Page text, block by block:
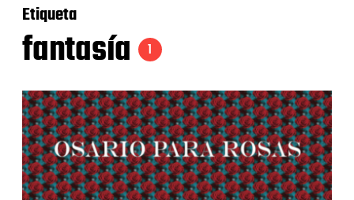
Etiqueta
fantasía 1